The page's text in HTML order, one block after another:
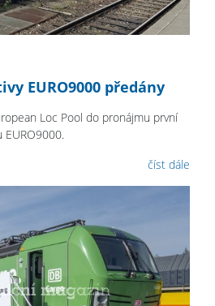
EURO9000 předány
Loc Pool do pronájmu první
číst dále